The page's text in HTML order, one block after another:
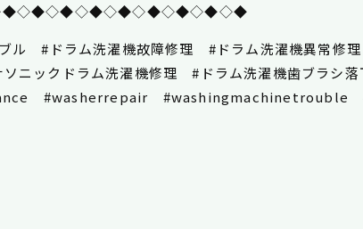
ル #ドラム洗濯機故障修理 #ドラム洗濯機異常修
ニックドラム洗濯機修理 #ドラム洗濯機歯ブラシ
#washerrepair #washingmachinetrouble